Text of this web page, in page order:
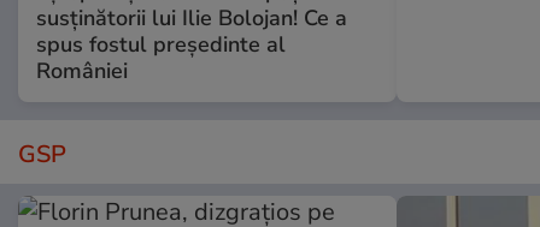
susținătorii lui Ilie Bolojan! Ce a
spus fostul președinte al
României
GSP